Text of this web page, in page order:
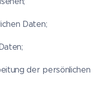
Daten;
der persönlichen